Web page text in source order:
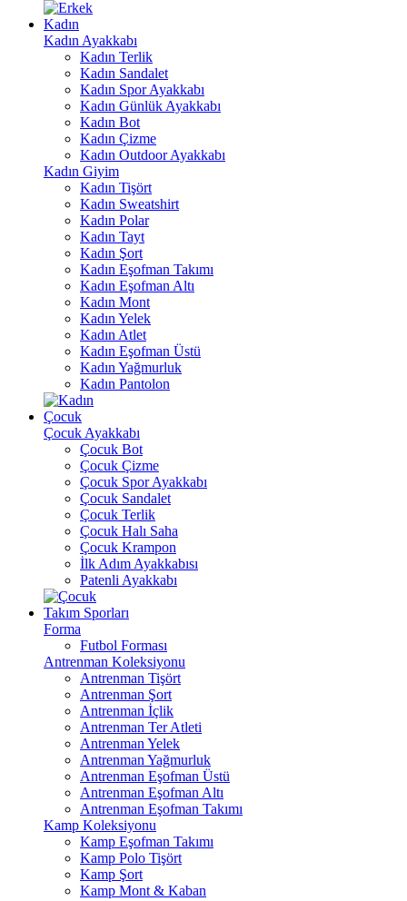
Kadın
Kadın Ayakkabı
Kadın Terlik
Kadın Sandalet
Kadın Spor Ayakkabı
Kadın Günlük Ayakkabı
Kadın Bot
Kadın Çizme
Kadın Outdoor Ayakkabı
Kadın Giyim
Kadın Tişört
Kadın Sweatshirt
Kadın Polar
Kadın Tayt
Kadın Şort
Kadın Eşofman Takımı
Kadın Eşofman Altı
Kadın Mont
Kadın Yelek
Kadın Atlet
Kadın Eşofman Üstü
Kadın Yağmurluk
Kadın Pantolon
Çocuk
Çocuk Ayakkabı
Çocuk Bot
Çocuk Çizme
Çocuk Spor Ayakkabı
Çocuk Sandalet
Çocuk Terlik
Çocuk Halı Saha
Çocuk Krampon
İlk Adım Ayakkabısı
Patenli Ayakkabı
Takım Sporları
Forma
Futbol Forması
Antrenman Koleksiyonu
Antrenman Tişört
Antrenman Şort
Antrenman İçlik
Antrenman Ter Atleti
Antrenman Yelek
Antrenman Yağmurluk
Antrenman Eşofman Üstü
Antrenman Eşofman Altı
Antrenman Eşofman Takımı
Kamp Koleksiyonu
Kamp Eşofman Takımı
Kamp Polo Tişört
Kamp Şort
Kamp Mont & Kaban